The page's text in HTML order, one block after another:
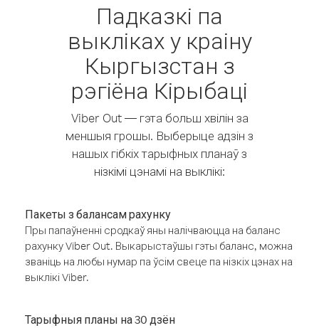
Падказкі па
выкліках у краіну
Кыргызстан з
рэгіёна Кірыбаці
Viber Out — гэта больш хвілін за
меншыя грошы. Выберыце адзін з
нашых гібкіх тарыфных планаў з
нізкімі цэнамі на выклікі:
Пакеты з балансам рахунку
Пры папаўненні сродкаў яны налічваюцца на баланс
рахунку Viber Out. Выкарыстаўшы гэты баланс, можна
званіць на любы нумар па ўсім свеце па нізкіх цэнах на
выклікі Viber.
Тарыфныя планы на 30 дзён